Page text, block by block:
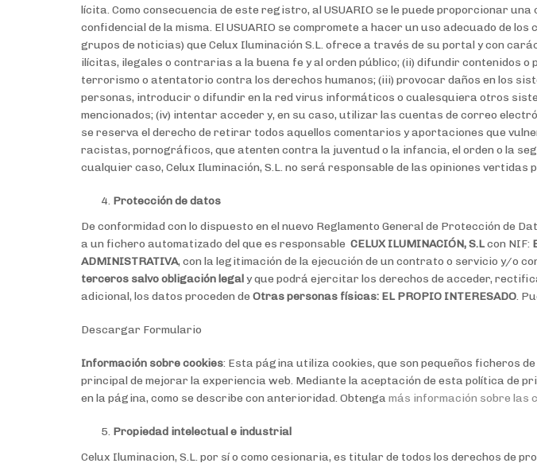
lícita. Como consecuencia de este registro, al USUARIO se le puede proporcionar
confidencial de la misma. El USUARIO se compromete a hacer un uso adecuado de
grupos de noticias) que Celux Iluminación S.L. ofrece a través de su portal y con
ilícitas, ilegales o contrarias a la buena fe y al orden público; (ii) difundir contenidos
terrorismo o atentatorio contra los derechos humanos; (iii) provocar daños en los
personas, introducir o difundir en la red virus informáticos o cualesquiera otros
mencionados; (iv) intentar acceder y, en su caso, utilizar las cuentas de correo
se reserva el derecho de retirar todos aquellos comentarios y aportaciones que
racistas, pornográficos, que atenten contra la juventud o la infancia, el orden o la
cualquier caso, Celux Iluminación, S.L. no será responsable de las opiniones
Protección de datos
De conformidad con lo dispuesto en el nuevo Reglamento General de Protección de
a un fichero automatizado del que es responsable CELUX ILUMINACIÓN, S.Lcon NIF:
ADMINISTRATIVA, con la legitimación de la ejecución de un contrato o servicio y/o
terceros salvo obligación legaly que podrá ejercitar los derechos de acceder,
adicional, los datos proceden de Otras personas físicas: EL PROPIO INTERESADO.
Descargar Formulario
Información sobre cookies: Esta página utiliza cookies, que son pequeños ficheros
principal de mejorar la experiencia web. Mediante la aceptación de esta política de
en la página, como se describe con anterioridad. Obtenga más información sobre las
Propiedad intelectual e industrial
Celux Iluminacion, S.L. por sí o como cesionaria, es titular de todos los derechos de